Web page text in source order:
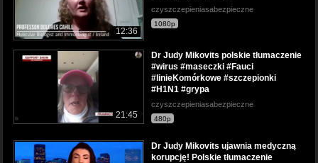
12:36
czyszczepieniasabezpieczne
1080p
21:45
Dr Judy Mikovits polskie tłumaczenie
#wirus #maseczki #Fauci
#linieKomórkowe #szczepionki
#H1N1 #grypa
czyszczepieniasabezpieczne
480p
Dr Judy Mikovits ujawnia medyczną
korupcję! Polskie tłumaczenie